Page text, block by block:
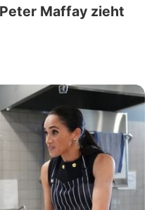
Maffay zieht